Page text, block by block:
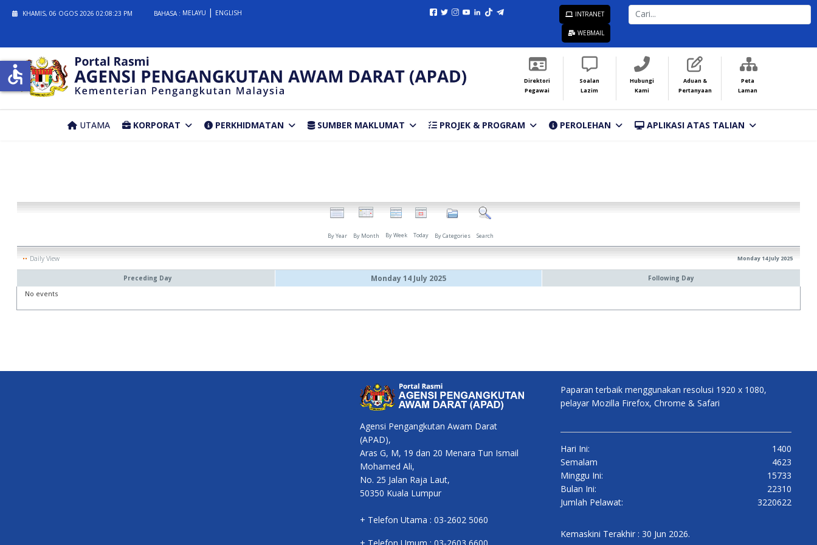
KHAMIS, 06 OGOS 2026 02:08:23 PM BAHASA : MELAYU ENGLISH INTRANET
WEBMAIL
CARI...
Direktori
Pegawai
Soalan
Lazim
Hubungi
Kami
Aduan &
Pertanyaan
Peta
Laman
UTAMA KORPORAT PERKHIDMATAN SUMBER MAKLUMAT PROJEK & PROGRAM PEROLEHAN APLIKASI ATAS TALIAN
By Year By Month By Week Today By Categories Search
Daily View Monday 14 July 2025
Preceding Day Monday 14 July 2025 Following Day
No events
Agensi Pengangkutan Awam Darat
(APAD),
Aras G, M, 19 dan 20 Menara Tun Ismail
Mohamed Ali,
No. 25 Jalan Raja Laut,
50350 Kuala Lumpur
+ Telefon Utama : 03-2602 5060
Paparan terbaik menggunakan resolusi 1920 x 1080,
pelayar Mozilla Firefox, Chrome & Safari
Hari Ini:
1400
Semalam
4623
Minggu Ini:
15733
Bulan Ini:
22310
Jumlah Pelawat:
3220622
Kemaskini Terakhir : 30 Jun 2026.
accessible